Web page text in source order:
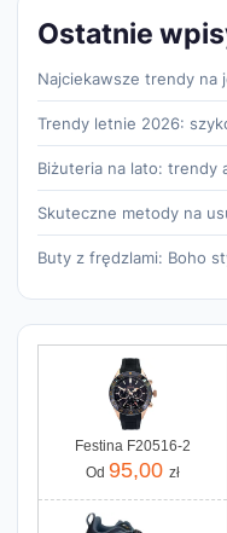
Ostatnie
Najciekawsze trendy na
Trendy letnie 2026:
Biżuteria na lato: trendy
Skuteczne metody na
Buty z frędzlami: Boho
Festina F20516-2
Od 95,00 zł